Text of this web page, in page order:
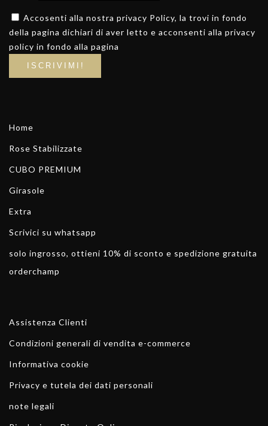
Accosenti alla nostra privacy Policy, la trovi in fondo
della pagina dichiari di aver letto e acconsenti alla privacy
policy in fondo alla pagina
Home
Rose Stabilizzate
CUBO PREMIUM
Girasole
Extra
Scrivici su whatsapp
solo ingrosso, ottieni 10% di sconto e spedizione gratuita
orderchamp
Assistenza Clienti
Condizioni generali di vendita e-commerce
Informativa cookie
Privacy e tutela dei dati personali
note legali